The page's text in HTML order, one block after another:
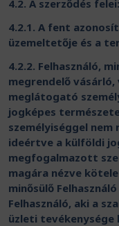
4.2. A szerződés felei:
4.2.1. A fent
üzemeltetője és a
4.2.2. Felhasználó,
megrendelő
meglátogató
jogképes
személyiséggel
ideértve a külföldi
megfogalmazott
magára nézve
minősülő
Felhasználó, aki a
üzleti tevékenysége